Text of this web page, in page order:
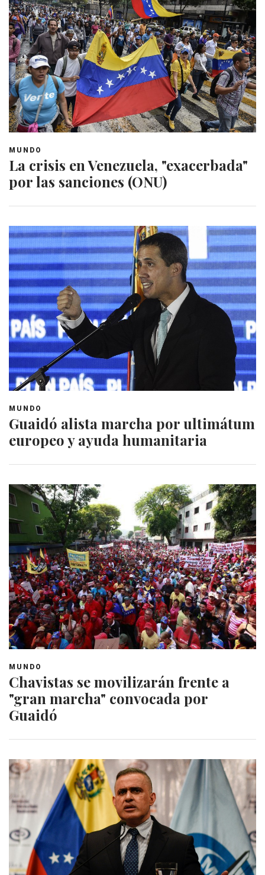
MUNDO
La crisis en Venezuela, "exacerbada"
por las sanciones (ONU)
MUNDO
Guaidó alista marcha por ultimátum
europeo y ayuda humanitaria
MUNDO
Chavistas se movilizarán frente a
"gran marcha" convocada por
Guaidó